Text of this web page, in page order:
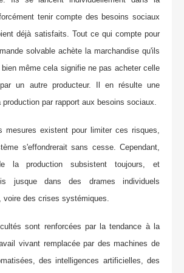
tenir compte des besoins sociaux
déjà satisfaits. Tout ce qui compte pour
solvable achète la marchandise qu'ils
même cela signifie ne pas acheter celle
un autre producteur. Il en résulte une
par rapport aux besoins sociaux.
mesures existent pour limiter ces risques,
s'effondrerait sans cesse. Cependant,
la production subsistent toujours, et
jusque dans des drames individuels
voire des crises systémiques.
sont renforcées par la tendance à la
vivant remplacée par des machines de
des intelligences artificielles, des